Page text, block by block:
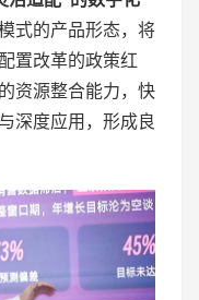
式的产品形态，将
置改革的政策红
资源整合能力，快
深度应用，形成良